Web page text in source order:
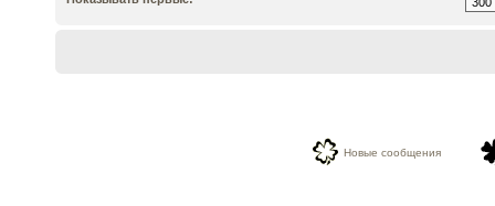
Новые сообщения